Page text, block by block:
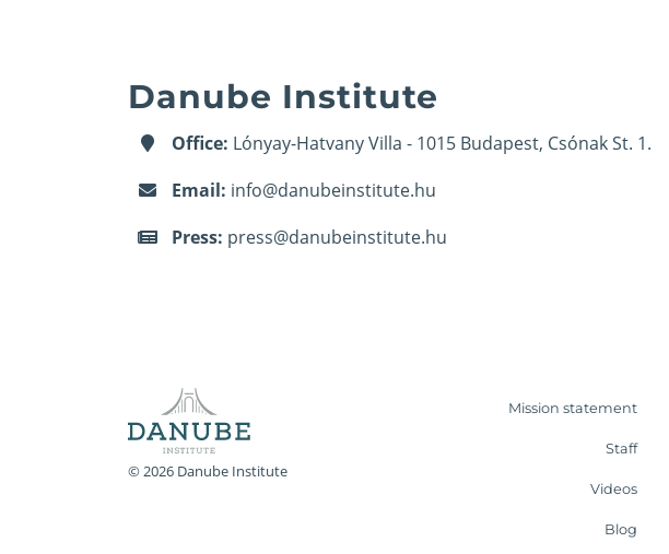
Danube Institute
Office: Lónyay-Hatvany Villa - 1015 Budapest, Csónak St. 1.
Email: info@danubeinstitute.hu
Press: press@danubeinstitute.hu
© 2026 Danube Institute
Mission statement
Staff
Videos
Blog